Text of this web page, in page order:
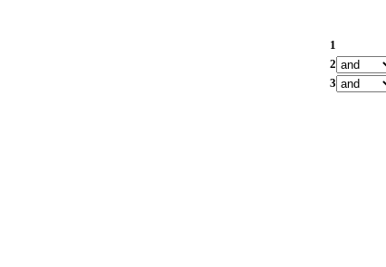
1
2
3